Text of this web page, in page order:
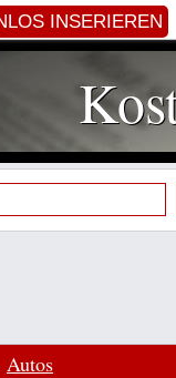
INSERIEREN
Autos